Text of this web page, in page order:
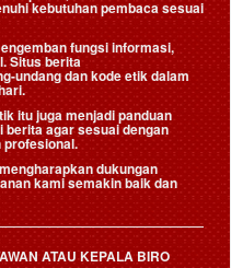
kebutuhan pembaca sesuai
fungsi informasi,
Situs berita
undang dan kode etik dalam
itu juga menjadi panduan
agar sesuai dengan
profesional.
dukungan
kami semakin baik dan
ATAU KEPALA BIRO